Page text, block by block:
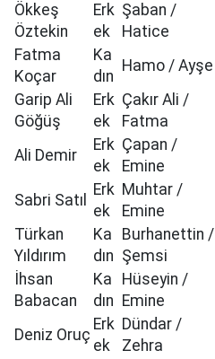
Ökkeş
Öztekin
Erk
ek
Şaban /
Hatice
Fatma
Koçar
Ka
dın
Hamo / Ayşe
Garip Ali
Göğüş
Erk
ek
Çakır Ali /
Fatma
Ali Demir
Erk
ek
Çapan /
Emine
Sabri Satıl
Erk
ek
Muhtar /
Emine
Türkan
Yıldırım
Ka
dın
Burhanettin /
Şemsi
İhsan
Babacan
Ka
dın
Hüseyin /
Emine
Deniz Oruç
Erk
ek
Dündar /
Zehra